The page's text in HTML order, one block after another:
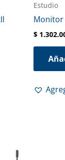
Estudio
Monitor
$